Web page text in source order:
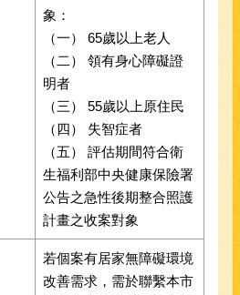
象：
（一） 65歲以上老人
（二） 領有身心障礙證
明者
（三） 55歲以上原住民
（四） 失智症者
（五） 評估期間符合衛
生福利部中央健康保險署
公告之急性後期整合照護
計畫之收案對象
若個案有居家無障礙環境
改善需求，需於聯繫本市